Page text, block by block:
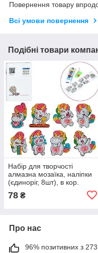
Повернення товару
Всі умови повернення
Подібні товари
Набір для творчості
алмазна мозаїка, наліпки
(єдиноріг, 8шт), в кор.
78 ₴
Про нас
96% позитивних з